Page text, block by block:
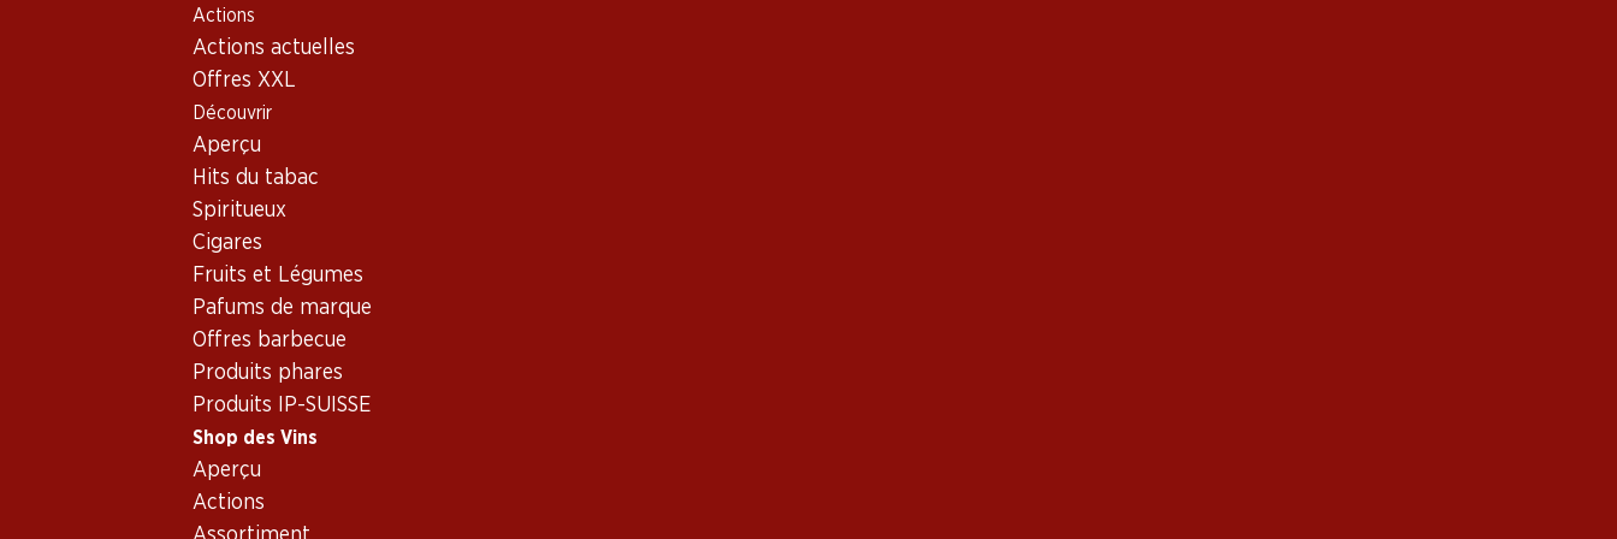
Actions
Actions actuelles
Offres XXL
Découvrir
Aperçu
Hits du tabac
Spiritueux
Cigares
Fruits et Légumes
Pafums de marque
Offres barbecue
Produits phares
Produits IP-SUISSE
Shop des Vins
Aperçu
Actions
Shop des Vins
Ch. Palmer Margaux AC 2006 75
France,Bordeaux, 2006
France, Bordeaux, 2006, 75 cl